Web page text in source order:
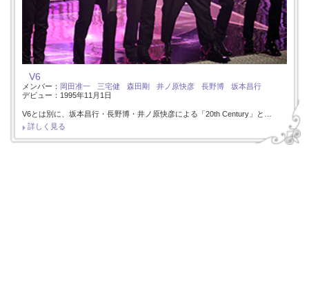
V6
メンバー： 岡田准一 三宅健 森田剛 井ノ原快彦 長野博
坂本昌行
デビュー：1995年11月1日
V6とは別に、坂本昌行・長野博・井ノ原快彦による「20th Century」と…
詳しく見る